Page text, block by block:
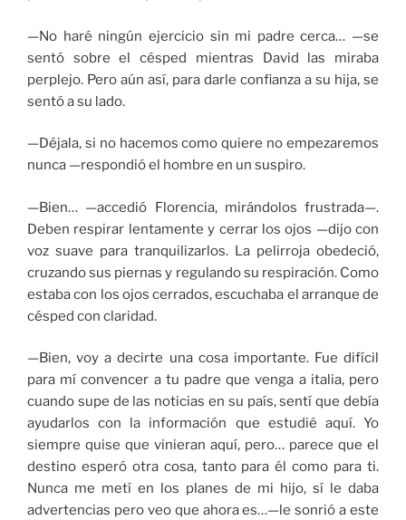
—No haré ningún ejercicio sin mi padre cerca… —se
sentó sobre el césped mientras David las miraba
perplejo. Pero aún así, para darle confianza a su hija, se
sentó a su lado.
—Déjala, si no hacemos como quiere no empezaremos
nunca —respondió el hombre en un suspiro.
—Bien… —accedió Florencia, mirándolos frustrada—.
Deben respirar lentamente y cerrar los ojos —dijo con
voz suave para tranquilizarlos. La pelirroja obedeció,
cruzando sus piernas y regulando su respiración. Como
estaba con los ojos cerrados, escuchaba el arranque de
césped con claridad.
—Bien, voy a decirte una cosa importante. Fue difícil
para mí convencer a tu padre que venga a italia, pero
cuando supe de las noticias en su país, sentí que debía
ayudarlos con la información que estudié aquí. Yo
siempre quise que vinieran aquí, pero… parece que el
destino esperó otra cosa, tanto para él como para ti.
Nunca me metí en los planes de mi hijo, sí le daba
advertencias pero veo que ahora es…—le sonrió a este